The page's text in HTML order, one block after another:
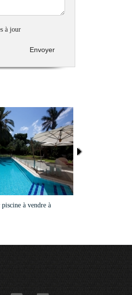
à jour
Envoyer
à vendre à